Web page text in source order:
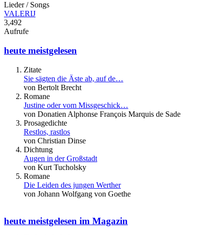
Lieder / Songs
VALERIJ
3,492
Aufrufe
heute meistgelesen
Zitate
Sie sägten die Äste ab, auf de…
von Bertolt Brecht
Romane
Justine oder vom Missgeschick…
von Donatien Alphonse François Marquis de Sade
Prosagedichte
Restlos, rastlos
von Christian Dinse
Dichtung
Augen in der Großstadt
von Kurt Tucholsky
Romane
Die Leiden des jungen Werther
von Johann Wolfgang von Goethe
heute meistgelesen im Magazin